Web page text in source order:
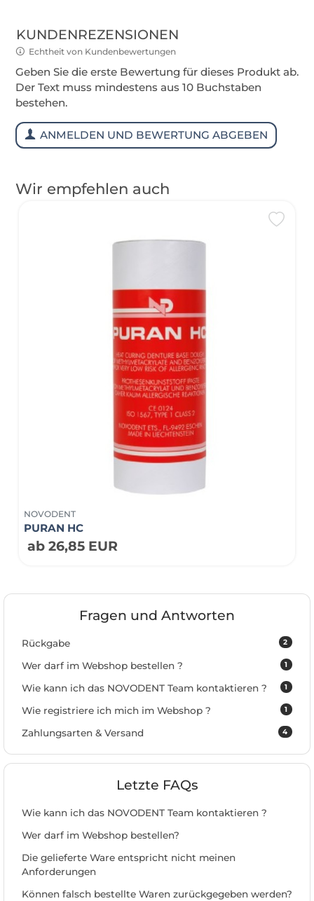
KUNDENREZENSIONEN
Echtheit von Kundenbewertungen
Geben Sie die erste Bewertung für dieses Produkt ab.
Der Text muss mindestens aus 10 Buchstaben
bestehen.
ANMELDEN UND BEWERTUNG ABGEBEN
Wir empfehlen auch
NOVODENT
PURAN HC
ab 26,85 EUR
Fragen und Antworten
2
Rückgabe
1
Wer darf im Webshop bestellen ?
1
Wie kann ich das NOVODENT Team kontaktieren ?
1
Wie registriere ich mich im Webshop ?
4
Zahlungsarten & Versand
Letzte FAQs
Wie kann ich das NOVODENT Team kontaktieren ?
Wer darf im Webshop bestellen?
Die gelieferte Ware entspricht nicht meinen
Anforderungen
Können falsch bestellte Waren zurückgegeben werden?